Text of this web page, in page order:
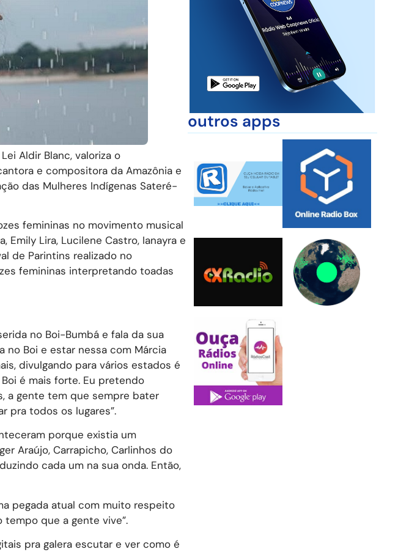
Aldir Blanc, valoriza o
e compositora da Amazônia e
das Mulheres Indígenas Sateré-
femininas no movimento musical
Emily Lira, Lucilene Castro, Ianayra e
de Parintins realizado no
femininas interpretando toadas
no Boi-Bumbá e fala da sua
no Boi e estar nessa com Márcia
divulgando para vários estados é
é mais forte. Eu pretendo
a gente tem que sempre bater
pra todos os lugares”.
porque existia um
Araújo, Carrapicho, Carlinhos do
cada um na sua onda. Então,
pegada atual com muito respeito
que a gente vive”.
pra galera escutar e ver como é
outros apps